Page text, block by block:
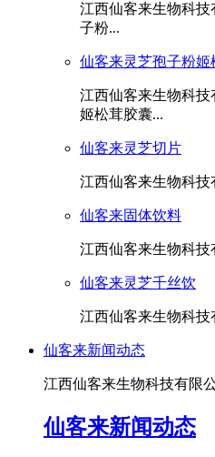
江西仙客来生物科
子粉...
仙客来灵芝孢子粉姬
江西仙客来生物科
姬松茸胶囊...
仙客来灵芝切片
江西仙客来生物科技
仙客来固体饮料
江西仙客来生物科技
仙客来灵芝千丝饮
江西仙客来生物科技
仙客来新闻动态
江西仙客来生物科技有限
仙客来新闻动态